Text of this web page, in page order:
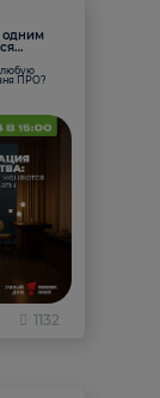
одним
любую
ПРО?
1132